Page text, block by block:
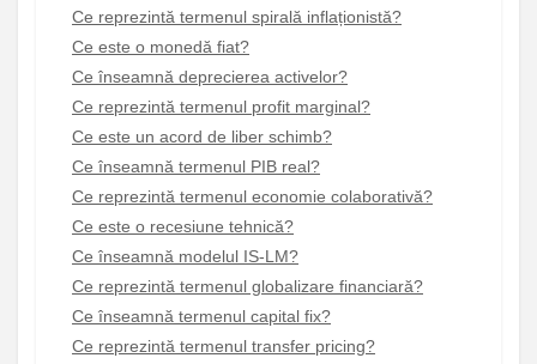
Ce reprezintă termenul spirală inflaționistă?
Ce este o monedă fiat?
Ce înseamnă deprecierea activelor?
Ce reprezintă termenul profit marginal?
Ce este un acord de liber schimb?
Ce înseamnă termenul PIB real?
Ce reprezintă termenul economie colaborativă?
Ce este o recesiune tehnică?
Ce înseamnă modelul IS-LM?
Ce reprezintă termenul globalizare financiară?
Ce înseamnă termenul capital fix?
Ce reprezintă termenul transfer pricing?